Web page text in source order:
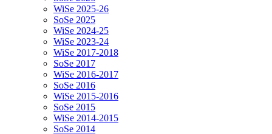
WiSe 2025-26
SoSe 2025
WiSe 2024-25
WiSe 2023-24
WiSe 2017-2018
SoSe 2017
WiSe 2016-2017
SoSe 2016
WiSe 2015-2016
SoSe 2015
WiSe 2014-2015
SoSe 2014